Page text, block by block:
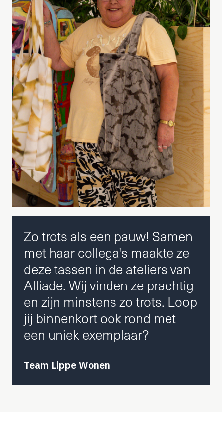
Zo trots als een pauw! Samen
met haar collega's maakte ze
deze tassen in de ateliers van
Alliade. Wij vinden ze prachtig
en zijn minstens zo trots. Loop
jij binnenkort ook rond met
een uniek exemplaar?
Team Lippe Wonen